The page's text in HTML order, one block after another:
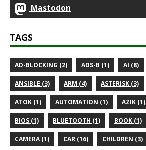
Mastodon
TAGS
AD-BLOCKING (2) ADS-B (1) AI (8)
ANSIBLE (3) ARM (4) ASTERISK (3)
ATOK (1) AUTOMATION (1) AZIK (1)
BIOS (1) BLUETOOTH (1) BOOK (1)
CAMERA (1) CAR (16) CHILDREN (3)